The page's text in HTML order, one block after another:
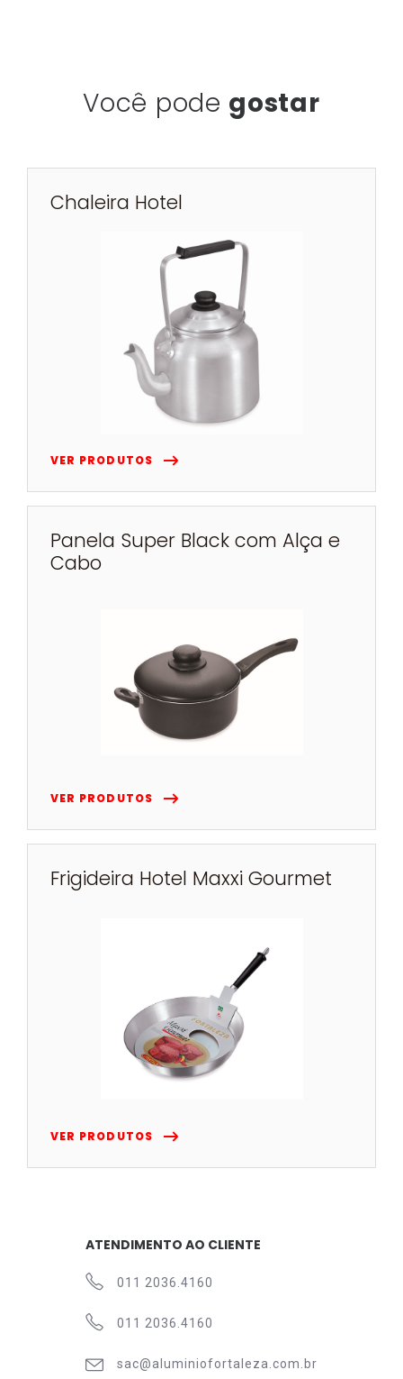
Você pode gostar
Chaleira Hotel
VER PRODUTOS
Panela Super Black com Alça e
Cabo
VER PRODUTOS
Frigideira Hotel Maxxi Gourmet
VER PRODUTOS
ATENDIMENTO AO CLIENTE
011 2036.4160
011 2036.4160
sac@aluminiofortaleza.com.br